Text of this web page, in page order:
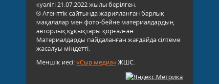
куәлігі 21.07.2022 жылы берілген.
® Агенттік сайтында жарияланған барлық
мақалалар мен фото-бейне материалдардың
авторлық құқықтары қорғалған.
Материалдарды пайдаланған жағдайда сілтеме
жасалуы міндетті.
Меншік иесі:«Сыр медиа»ЖШС.